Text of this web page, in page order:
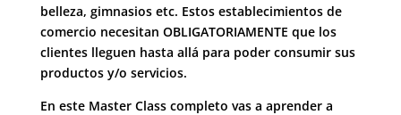
belleza, gimnasios etc. Estos establecimientos de
comercio necesitan OBLIGATORIAMENTE que los
clientes lleguen hasta allá para poder consumir sus
productos y/o servicios.
En este Master Class completo vas a aprender a